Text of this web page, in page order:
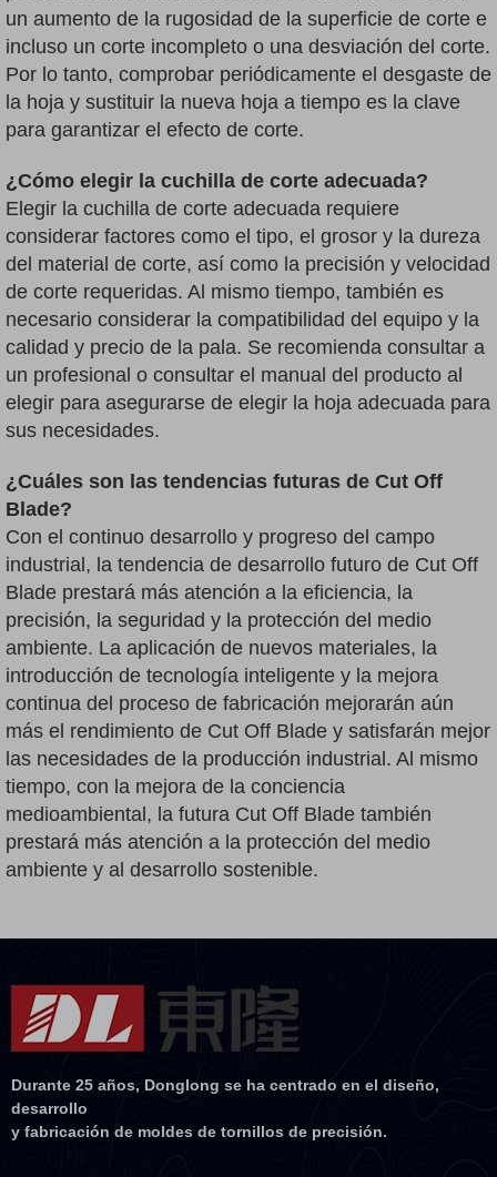
un aumento de la rugosidad de la superficie de corte e
incluso un corte incompleto o una desviación del corte.
Por lo tanto, comprobar periódicamente el desgaste de
la hoja y sustituir la nueva hoja a tiempo es la clave
para garantizar el efecto de corte.
¿Cómo elegir la cuchilla de corte adecuada?
Elegir la cuchilla de corte adecuada requiere
considerar factores como el tipo, el grosor y la dureza
del material de corte, así como la precisión y velocidad
de corte requeridas. Al mismo tiempo, también es
necesario considerar la compatibilidad del equipo y la
calidad y precio de la pala. Se recomienda consultar a
un profesional o consultar el manual del producto al
elegir para asegurarse de elegir la hoja adecuada para
sus necesidades.
¿Cuáles son las tendencias futuras de Cut Off
Blade?
Con el continuo desarrollo y progreso del campo
industrial, la tendencia de desarrollo futuro de Cut Off
Blade prestará más atención a la eficiencia, la
precisión, la seguridad y la protección del medio
ambiente. La aplicación de nuevos materiales, la
introducción de tecnología inteligente y la mejora
continua del proceso de fabricación mejorarán aún
más el rendimiento de Cut Off Blade y satisfarán mejor
las necesidades de la producción industrial. Al mismo
tiempo, con la mejora de la conciencia
medioambiental, la futura Cut Off Blade también
prestará más atención a la protección del medio
ambiente y al desarrollo sostenible.
Durante 25 años, Donglong se ha centrado en el diseño,
desarrollo
y fabricación de moldes de tornillos de precisión.